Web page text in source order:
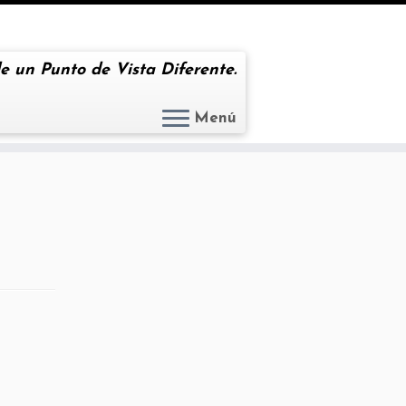
un Punto de Vista Diferente.
Menú